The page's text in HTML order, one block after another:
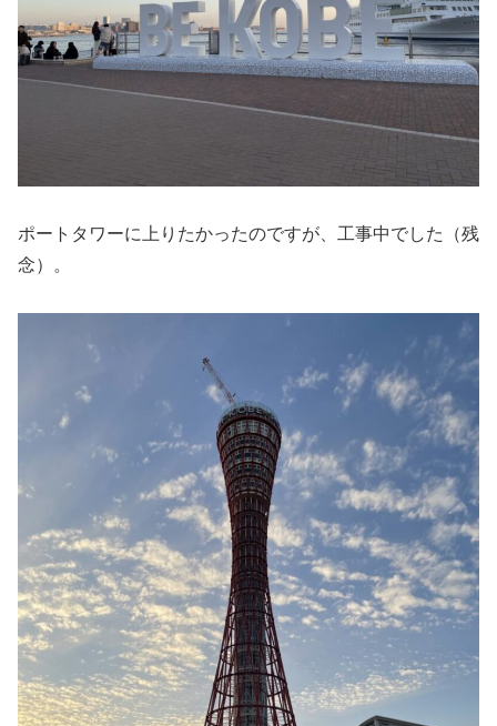
ポートタワーに上りたかったのですが、工事中でした（残
念）。